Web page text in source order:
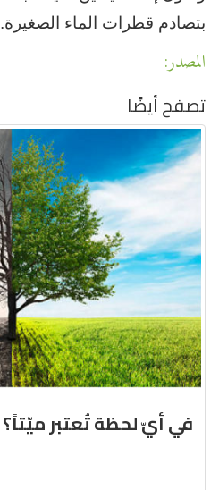
بتصادم قطرات الماء الصغيرة.
المصدر:
تصفح أيضًا
في أيّ لحظة تُعتبر ميّتاً؟